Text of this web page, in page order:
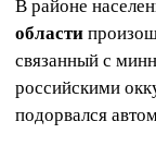
В районе
области
связанный с
российскими
подорвался